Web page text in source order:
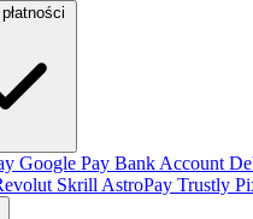
Google Pay Bank Account
Skrill AstroPay Trustly